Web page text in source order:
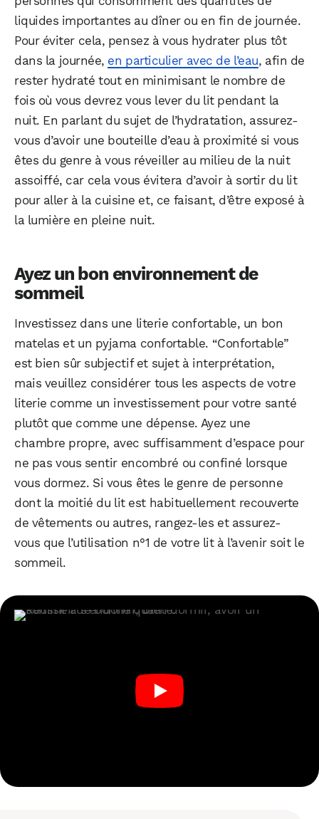
liquides importantes au dîner ou en fin de journée.
Pour éviter cela, pensez à vous hydrater plus tôt
dans la journée, en particulier avec de l’eau, afin de
rester hydraté tout en minimisant le nombre de
fois où vous devrez vous lever du lit pendant la
nuit. En parlant du sujet de l’hydratation, assurez-
vous d’avoir une bouteille d’eau à proximité si vous
êtes du genre à vous réveiller au milieu de la nuit
assoiffé, car cela vous évitera d’avoir à sortir du lit
pour aller à la cuisine et, ce faisant, d’être exposé à
la lumière en pleine nuit.
Ayez un bon environnement de
sommeil
Investissez dans une literie confortable, un bon
matelas et un pyjama confortable. “Confortable”
est bien sûr subjectif et sujet à interprétation,
mais veuillez considérer tous les aspects de votre
literie comme un investissement pour votre santé
plutôt que comme une dépense. Ayez une
chambre propre, avec suffisamment d’espace pour
ne pas vous sentir encombré ou confiné lorsque
vous dormez. Si vous êtes le genre de personne
dont la moitié du lit est habituellement recouverte
de vêtements ou autres, rangez-les et assurez-
vous que l’utilisation n°1 de votre lit à l’avenir soit le
sommeil.